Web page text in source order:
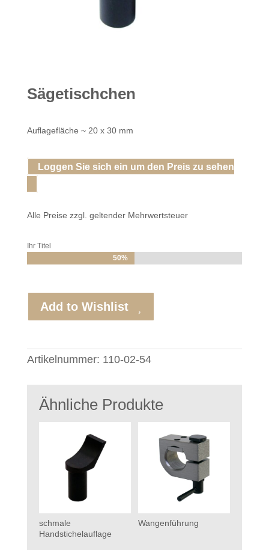
Sägetischchen
Auflagefläche ~ 20 x 30 mm
Loggen Sie sich ein um den Preis zu sehen
Alle Preise zzgl. geltender Mehrwertsteuer
Ihr Titel
50%
50%
Add to Wishlist
Artikelnummer: 110-02-54
Ähnliche Produkte
schmale
Handstichelauflage
Wangenführung